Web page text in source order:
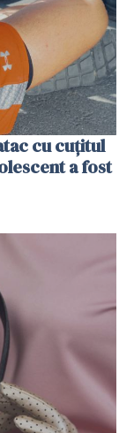
cu cuțitul
a fost